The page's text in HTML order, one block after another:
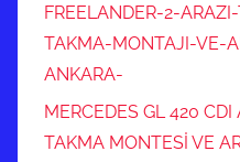
FREELANDER-2-
TAKMA-MONTAJI-VE-
ANKARA-
MERCEDES GL 420 CDI
TAKMA MONTESİ VE